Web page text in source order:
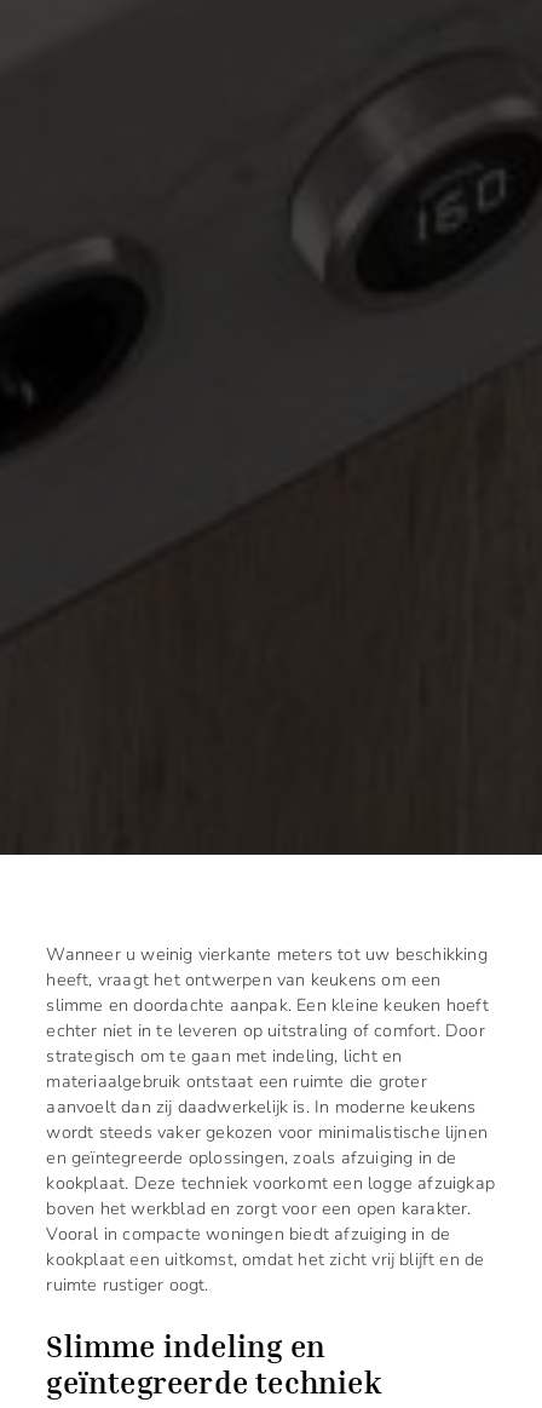
Wanneer u weinig vierkante meters tot uw beschikking
heeft, vraagt het ontwerpen van keukens om een
slimme en doordachte aanpak. Een kleine keuken hoeft
echter niet in te leveren op uitstraling of comfort. Door
strategisch om te gaan met indeling, licht en
materiaalgebruik ontstaat een ruimte die groter
aanvoelt dan zij daadwerkelijk is. In moderne keukens
wordt steeds vaker gekozen voor minimalistische lijnen
en geïntegreerde oplossingen, zoals afzuiging in de
kookplaat. Deze techniek voorkomt een logge afzuigkap
boven het werkblad en zorgt voor een open karakter.
Vooral in compacte woningen biedt afzuiging in de
kookplaat een uitkomst, omdat het zicht vrij blijft en de
ruimte rustiger oogt.
Slimme indeling en
geïntegreerde techniek